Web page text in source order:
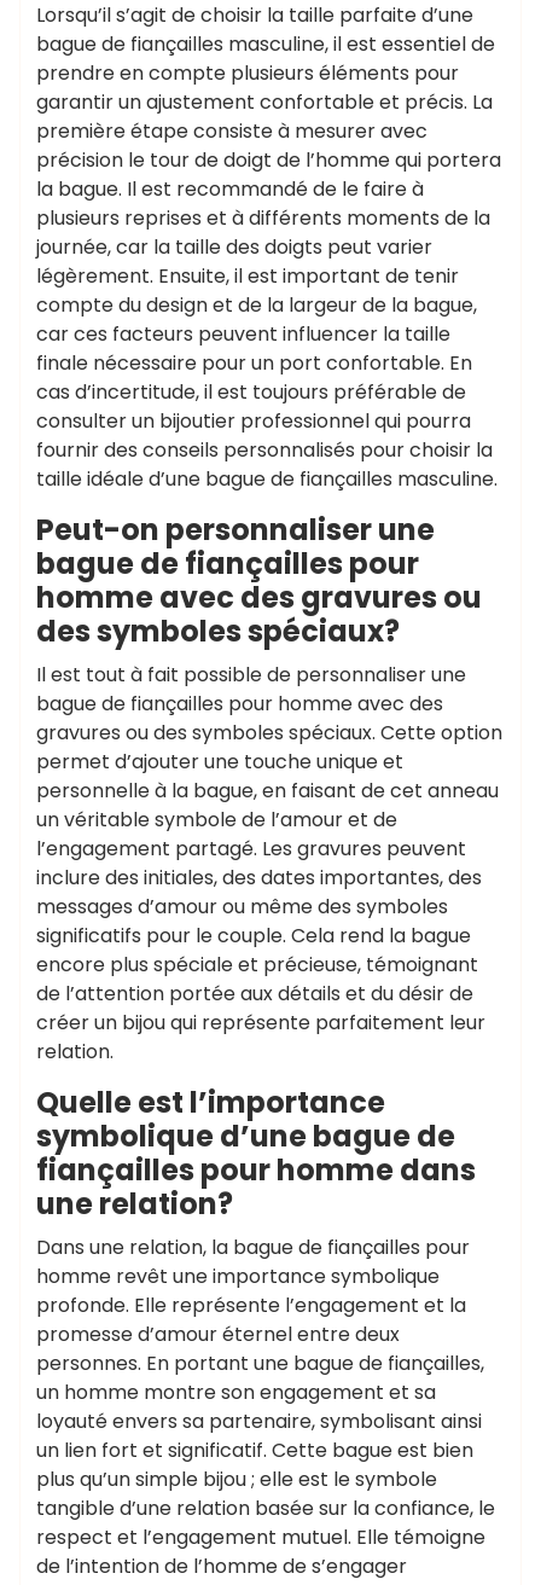
Lorsqu’il s’agit de choisir la taille parfaite d’une
bague de fiançailles masculine, il est essentiel de
prendre en compte plusieurs éléments pour
garantir un ajustement confortable et précis. La
première étape consiste à mesurer avec
précision le tour de doigt de l’homme qui portera
la bague. Il est recommandé de le faire à
plusieurs reprises et à différents moments de la
journée, car la taille des doigts peut varier
légèrement. Ensuite, il est important de tenir
compte du design et de la largeur de la bague,
car ces facteurs peuvent influencer la taille
finale nécessaire pour un port confortable. En
cas d’incertitude, il est toujours préférable de
consulter un bijoutier professionnel qui pourra
fournir des conseils personnalisés pour choisir la
taille idéale d’une bague de fiançailles masculine.
Peut-on personnaliser une
bague de fiançailles pour
homme avec des gravures ou
des symboles spéciaux?
Il est tout à fait possible de personnaliser une
bague de fiançailles pour homme avec des
gravures ou des symboles spéciaux. Cette option
permet d’ajouter une touche unique et
personnelle à la bague, en faisant de cet anneau
un véritable symbole de l’amour et de
l’engagement partagé. Les gravures peuvent
inclure des initiales, des dates importantes, des
messages d’amour ou même des symboles
significatifs pour le couple. Cela rend la bague
encore plus spéciale et précieuse, témoignant
de l’attention portée aux détails et du désir de
créer un bijou qui représente parfaitement leur
relation.
Quelle est l’importance
symbolique d’une bague de
fiançailles pour homme dans
une relation?
Dans une relation, la bague de fiançailles pour
homme revêt une importance symbolique
profonde. Elle représente l’engagement et la
promesse d’amour éternel entre deux
personnes. En portant une bague de fiançailles,
un homme montre son engagement et sa
loyauté envers sa partenaire, symbolisant ainsi
un lien fort et significatif. Cette bague est bien
plus qu’un simple bijou ; elle est le symbole
tangible d’une relation basée sur la confiance, le
respect et l’engagement mutuel. Elle témoigne
de l’intention de l’homme de s’engager